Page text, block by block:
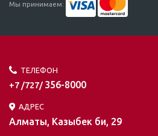
Мы принимаем:
ТЕЛЕФОН
+7 /727/ 356-8000
АДРЕС
Алматы, Казыбек би, 29